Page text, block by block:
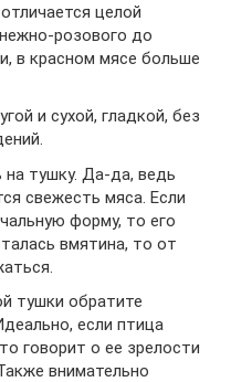
целой
розового до
в красном мясе больше
и сухой, гладкой, без
на тушку. Да-да, ведь
свежесть мяса. Если
форму, то его
вмятина, то от
тушки обратите
если птица
говорит о ее зрелости
внимательно